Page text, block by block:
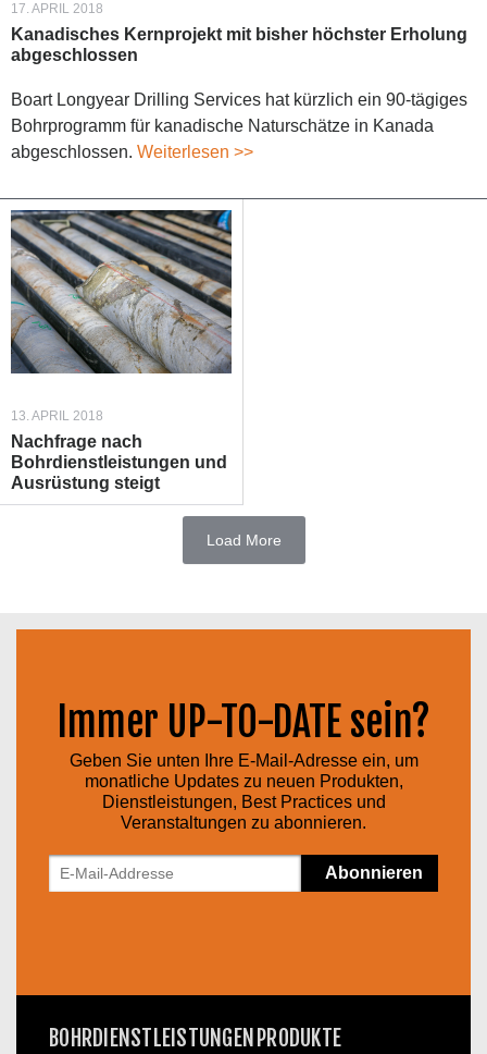
17. APRIL 2018
Kanadisches Kernprojekt mit bisher höchster Erholung
abgeschlossen
Boart Longyear Drilling Services hat kürzlich ein 90-tägiges
Bohrprogramm für kanadische Naturschätze in Kanada
abgeschlossen. Weiterlesen >>
13. APRIL 2018
Nachfrage nach
Bohrdienstleistungen und
Ausrüstung steigt
Load More
Immer UP-TO-DATE sein?
Geben Sie unten Ihre E-Mail-Adresse ein, um
monatliche Updates zu neuen Produkten,
Dienstleistungen, Best Practices und
Veranstaltungen zu abonnieren.
BOHRDIENSTLEISTUNGEN PRODUKTE